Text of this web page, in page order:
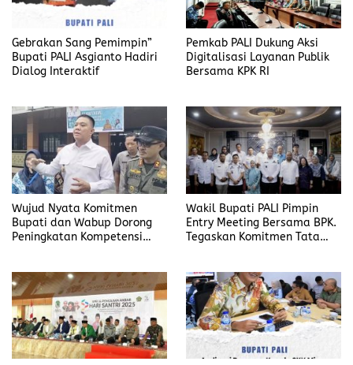
Gebrakan Sang Pemimpin”
Bupati PALI Asgianto Hadiri
Dialog Interaktif
Pemkab PALI Dukung Aksi
Digitalisasi Layanan Publik
Bersama KPK RI
Wujud Nyata Komitmen
Bupati dan Wabup Dorong
Peningkatan Kompetensi
Wakil Bupati PALI Pimpin
Entry Meeting Bersama BPK.
Tegaskan Komitmen Tata